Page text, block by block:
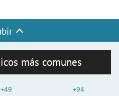
más comunes
+49
+94